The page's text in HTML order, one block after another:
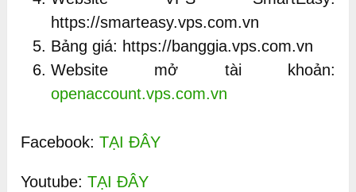
https://smarteasy.vps.com.vn
Bảng giá: https://banggia.vps.com.vn
Website mở tài khoản:
openaccount.vps.com.vn
Facebook:TẠI ĐÂY
Youtube:TẠI ĐÂY